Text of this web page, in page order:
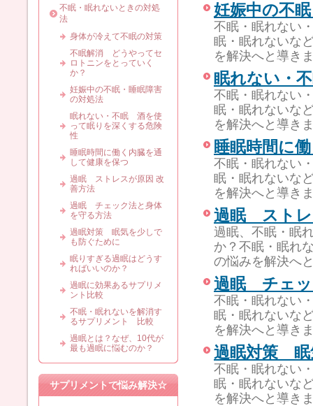
妊娠中の不
不眠・眠れない
眠・眠れないな
を解決へと導き
眠れない・
不眠・眠れない
眠・眠れないな
を解決へと導き
睡眠時間に
不眠・眠れない
眠・眠れないな
を解決へと導き
過眠 ストレ
過眠、不眠・眠
か？不眠・眠れ
の悩みを解決へ
過眠 チェッ
不眠・眠れない
眠・眠れないな
を解決へと導き
過眠対策 眠
不眠・眠れない
眠・眠れないな
を解決へと導き
不眠・眠れないときの対処
法
身体が冷えて不眠の対策
不眠解消 どうやってセ
ロトニンをとっていく
か？
妊娠中の不眠・睡眠障害
の対処法
眠れない・不眠 酒を使
って眠りを深くする危険
性
睡眠時間に働く内臓を通
して健康を保つ
過眠 ストレスが原因 改
善方法
過眠 チェック法と身体
を守る方法
過眠対策 眠気を少しで
も防ぐために
眠りすぎる過眠はどうす
ればいいのか？
過眠に効果あるサプリメ
ント比較
不眠・眠れないを解消す
るサプリメント 比較
過眠とは？なぜ、10代が
最も過眠に悩むのか？
サプリメントで悩み解決☆